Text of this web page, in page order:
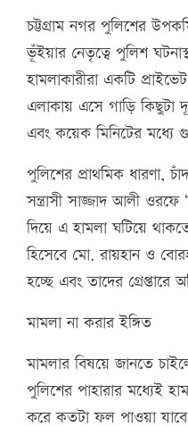
চট্টগ্রাম নগর পুলিশের
ভূঁইয়ার নেতৃত্বে পুলিশ
হামলাকারীরা একটি
এলাকায় এসে গাড়ি কিছুটা
এবং কয়েক মিনিটের মধ্যে
পুলিশের প্রাথমিক ধারণা,
সন্ত্রাসী সাজ্জাদ আলী
দিয়ে এ হামলা ঘটিয়ে
হিসেবে মো. রায়হান ও
হচ্ছে এবং তাদের গ্রেপ্তারে
মামলা না করার ইঙ্গিত
মামলার বিষয়ে জানতে
পুলিশের পাহারার মধ্যেই
করে কতটা ফল পাওয়া